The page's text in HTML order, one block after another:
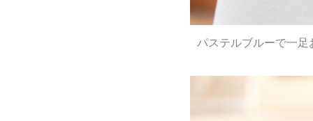
パステルブルーで一